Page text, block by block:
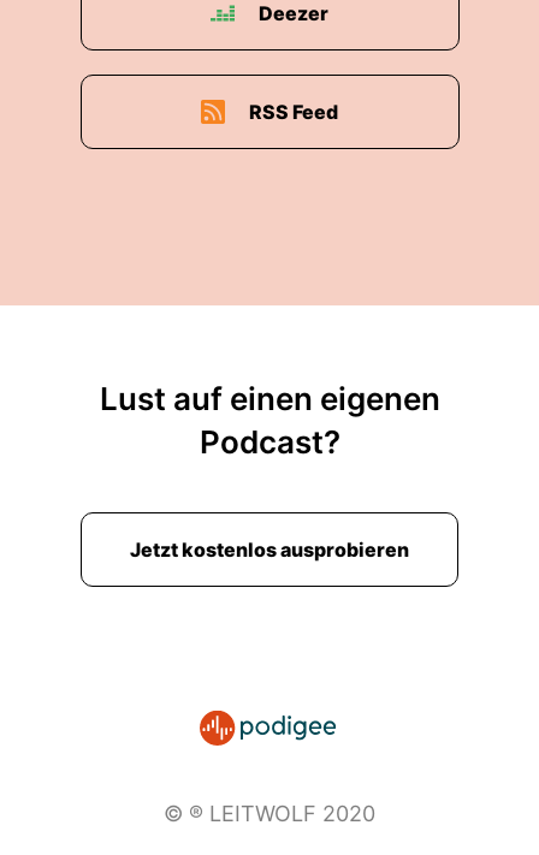
Deezer
RSS Feed
Lust auf einen eigenen
Podcast?
Jetzt kostenlos ausprobieren
© ® LEITWOLF 2020